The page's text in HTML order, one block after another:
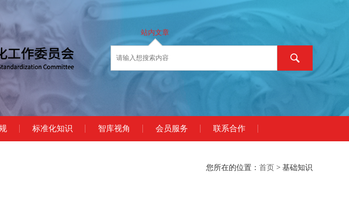
站内文章
标准化知识 智库视角 会员服务 联系合作
您所在的位置： 首页 > 基础知识